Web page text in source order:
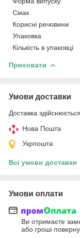
Смак
Корисні речовини
Упаковка
Кількість в упаковці
Приховати
Умови доставки
Доставка
Нова Пошта
Укрпошта
Всі умови доставки
Умови оплати
Ви отримаєте
або гроші